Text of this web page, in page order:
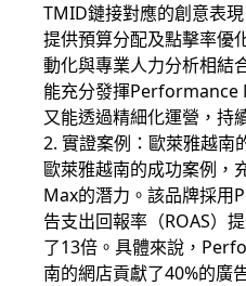
TMID鏈接對應的創意表
提供預算分配及點擊率優
動化與專業人力分析相結
能充分發揮Performance
又能透過精細化運營，持
2. 實證案例：歐萊雅越南
歐萊雅越南的成功案例
Max的潛力。該品牌採
告支出回報率（ROAS）
了13倍。具體來說，
南的網店貢獻了40%的廣